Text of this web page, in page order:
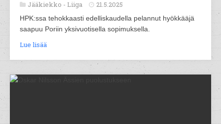
Jääkiekko - Liiga 21.5.2025
HPK:ssa tehokkaasti edelliskaudella pelannut hyökkääjä
saapuu Poriin yksivuotisella sopimuksella.
Lue lisää